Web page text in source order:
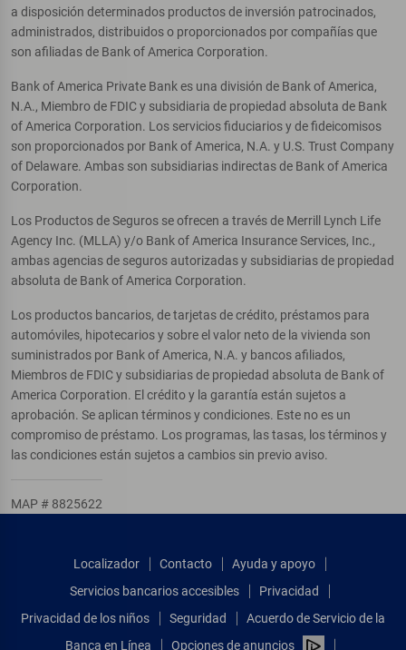
a disposición determinados productos de inversión patrocinados,
administrados, distribuidos o proporcionados por compañías que
son afiliadas de Bank of America Corporation.
Bank of America Private Bank es una división de Bank of America,
N.A., Miembro de FDIC y subsidiaria de propiedad absoluta de Bank
of America Corporation. Los servicios fiduciarios y de fideicomisos
son proporcionados por Bank of America, N.A. y U.S. Trust Company
of Delaware. Ambas son subsidiarias indirectas de Bank of America
Corporation.
Los Productos de Seguros se ofrecen a través de Merrill Lynch Life
Agency Inc. (MLLA) y/o Bank of America Insurance Services, Inc.,
ambas agencias de seguros autorizadas y subsidiarias de propiedad
absoluta de Bank of America Corporation.
Los productos bancarios, de tarjetas de crédito, préstamos para
automóviles, hipotecarios y sobre el valor neto de la vivienda son
suministrados por Bank of America, N.A. y bancos afiliados,
Miembros de FDIC y subsidiarias de propiedad absoluta de Bank of
America Corporation. El crédito y la garantía están sujetos a
aprobación. Se aplican términos y condiciones. Este no es un
compromiso de préstamo. Los programas, las tasas, los términos y
las condiciones están sujetos a cambios sin previo aviso.
MAP # 8825622
Localizador Contacto
Ayuda y apoyo
Servicios bancarios accesibles
Privacidad
Privacidad de los niños
Seguridad
Acuerdo de Servicio de la
Banca en Línea
Opciones de anuncios